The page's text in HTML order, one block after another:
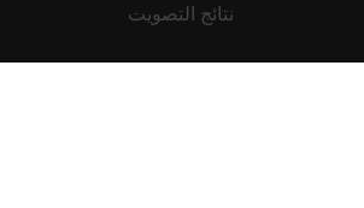
نتائج التصويت